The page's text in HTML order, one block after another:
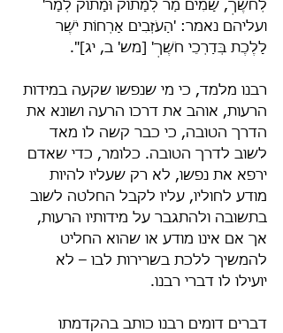
לְחֹשֶׁךְ, שָׂמִים מַר לְמָתוֹק וּמָתוֹק לְמָר'
ועליהם נאמר: 'הַעֹזְבִים אָרְחוֹת יֹשֶׁר
לָלֶכֶת בְּדַרְכֵי חֹשֶׁךְ' [מש' ב, יג]".
רבנו מלמד, כי מי שנפשו שקעה במידות
הרעות, אוהב את דרכו הרעה ושונא את
הדרך הטובה, כי כבר קשה לו מאד
לשוב לדרך הטובה. כלומר, כדי שאדם
ירפא את נפשו, לא רק שעליו להיות
מודע לחוליו, עליו לקבל החלטה לשוב
בתשובה ולהתגבר על מידותיו הרעות,
אך אם אינו מודע או שהוא החליט
להמשיך ללכת בשרירות לבו – לא
יועילו לו דברי רבנו.
דברים דומים רבנו כותב בהקדמתו